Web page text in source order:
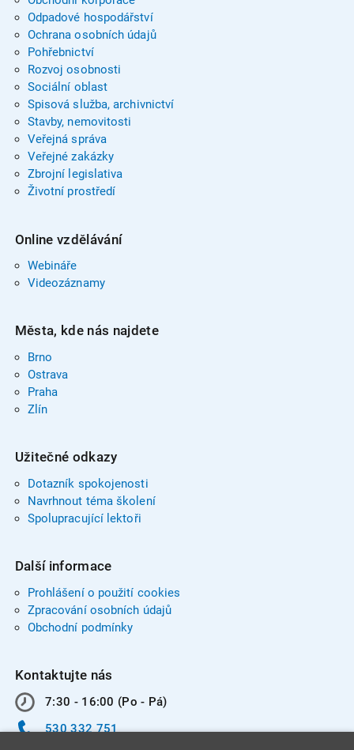
Odpadové hospodářství
Ochrana osobních údajů
Pohřebnictví
Rozvoj osobnosti
Sociální oblast
Spisová služba, archivnictví
Stavby, nemovitosti
Veřejná správa
Veřejné zakázky
Zbrojní legislativa
Životní prostředí
Online vzdělávání
Webináře
Videozáznamy
Města, kde nás najdete
Brno
Ostrava
Praha
Zlín
Užitečné odkazy
Dotazník spokojenosti
Navrhnout téma školení
Spolupracující lektoři
Další informace
Prohlášení o použití cookies
Zpracování osobních údajů
Obchodní podmínky
Kontaktujte nás
7:30 - 16:00 (Po - Pá)
530 332 751